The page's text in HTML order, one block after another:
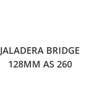
JALADERA BRIDGE
128MM AS 260